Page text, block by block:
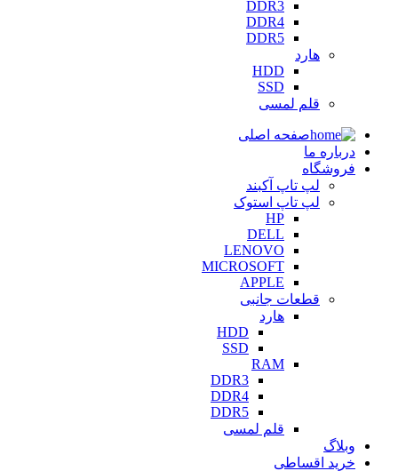
DDR3
DDR4
DDR5
هارد
HDD
SSD
قلم لمسی
صفحه اصلی
درباره ما
فروشگاه
لپ تاپ آکبند
لپ تاپ استوک
HP
DELL
LENOVO
MICROSOFT
APPLE
قطعات جانبی
هارد
HDD
SSD
RAM
DDR3
DDR4
DDR5
قلم لمسی
وبلاگ
خرید اقساطی